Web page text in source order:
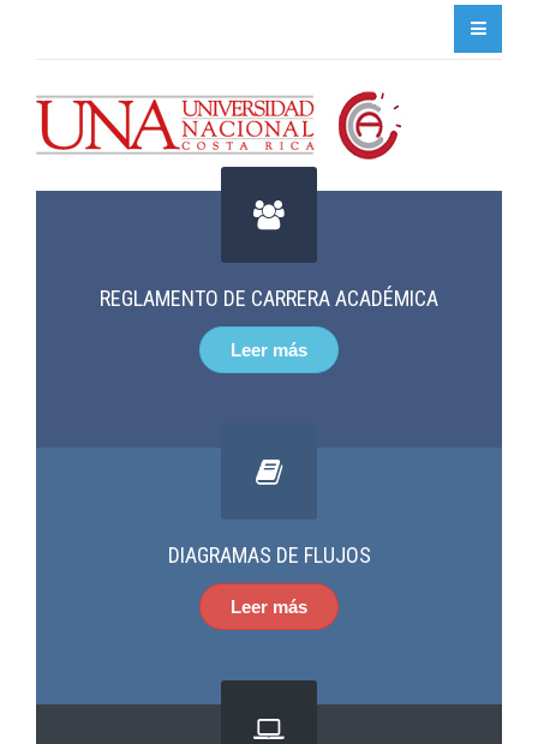
Type 2 or more characters for results.
REGLAMENTO DE CARRERA ACADÉMICA
Leer más
DIAGRAMAS DE FLUJOS
Leer más